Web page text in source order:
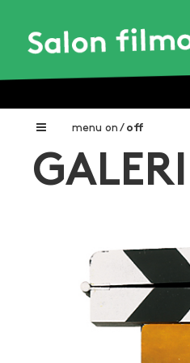
menu on / off
Home
Autoři filmových klapek
O projektu
Aktuální výstavy